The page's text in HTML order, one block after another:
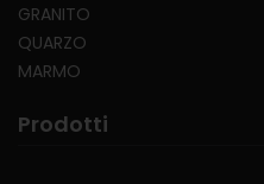
GRANITO
QUARZO
MARMO
Prodotti